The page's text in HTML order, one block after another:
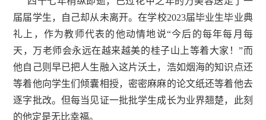
届届学生，自己却从未离开。在学校2023届毕业生毕业典
礼上，作为教师代表的他动情地说“今后的每年每月每
天，万老师会永远在越来越美的桂子山上等着大家！”而
他自己则早已把人生融入这片沃土，浩如烟海的知识点还
等着他向学生们倾囊相授，密密麻麻的论文纸还等着他去
逐字批改。但每当见证一批批学生成长为业界翘楚，此刻
的他定是无比幸福。